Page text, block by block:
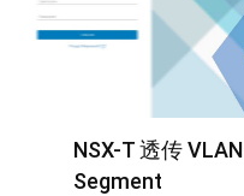
NSX-T 透传
Segment